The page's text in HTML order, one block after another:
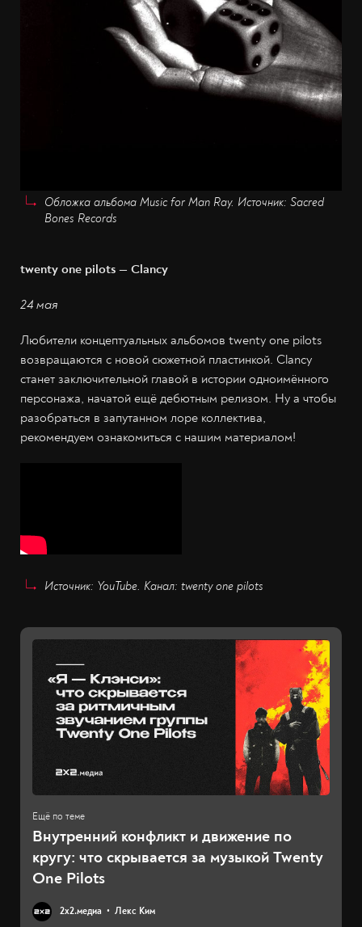
Обложка альбома Music for Man Ray. Источник: Sacred
Bones Records
twenty one pilots — Clancy
24 мая
Любители концептуальных альбомов twenty one pilots
возвращаются с новой сюжетной пластинкой. Clancy
станет заключительной главой в истории одноимённого
персонажа, начатой ещё дебютным релизом. Ну а чтобы
разобраться в запутанном лоре коллектива,
рекомендуем ознакомиться с нашим материалом!
Источник: YouTube. Канал: twenty one pilots
Внутренний конфликт и движение по
кругу: что скрывается за музыкой Twenty
One Pilots
2х2.медиа Лекс Ким